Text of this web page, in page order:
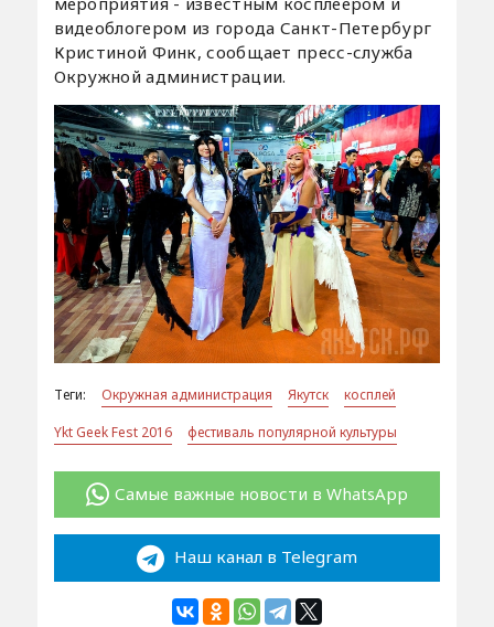
видеоблогером из города Санкт-Петербург
Кристиной Финк, сообщает пресс-служба
Окружной администрации.
Теги: Окружная администрация Якутск
косплей
Ykt Geek Fest 2016
фестиваль популярной культуры
Самые важные новости в WhatsApp
Наш канал в Telegram